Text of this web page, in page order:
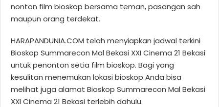
nonton film bioskop bersama teman, pasangan sah
maupun orang terdekat.
HARAPANDUNIA.COM telah menyiapkan jadwal terkini
Bioskop Summarecon Mal Bekasi XXI Cinema 21 Bekasi
untuk penonton setia film bioskop. Bagi yang
kesulitan menemukan lokasi bioskop Anda bisa
melihat juga alamat Bioskop Summarecon Mal Bekasi
XXI Cinema 21 Bekasi terlebih dahulu.